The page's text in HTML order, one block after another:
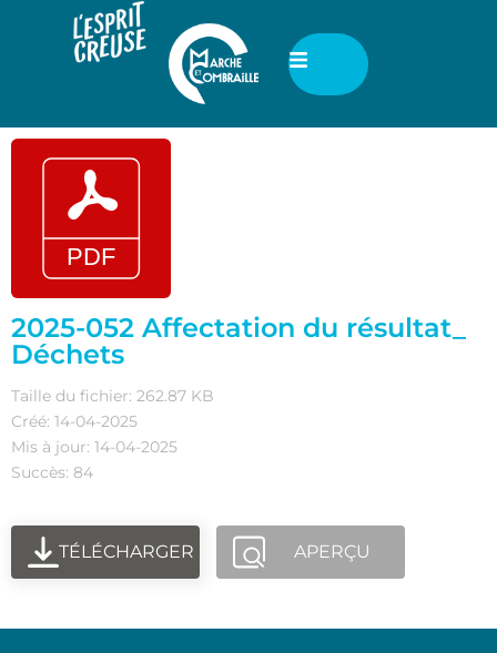
2025-052 Affectation du résultat_
Déchets
Taille du fichier: 262.87 KB
Créé: 14-04-2025
Mis à jour: 14-04-2025
Succès: 84
TÉLÉCHARGER APERÇU